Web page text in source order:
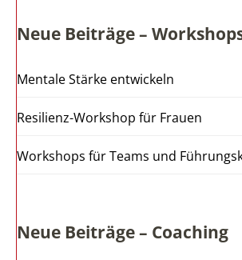
Neue Beiträge –
Mentale Stärke entwickeln
Resilienz-Workshop für Frauen
Workshops für Teams und
Neue Beiträge – Coaching